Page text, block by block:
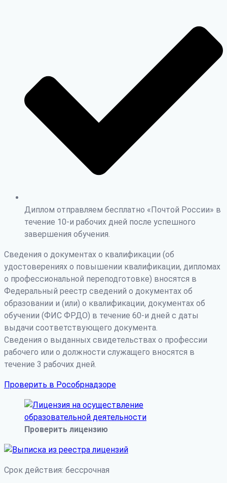
Диплом отправляем бесплатно «Почтой России» в
течение 10-и рабочих дней после успешного
завершения обучения.
Сведения о документах о квалификации (об
удостоверениях о повышении квалификации, дипломах
о профессиональной переподготовке) вносятся в
Федеральный реестр сведений о документах об
образовании и (или) о квалификации, документах об
обучении (ФИС ФРДО) в течение 60-и дней с даты
выдачи соответствующего документа.
Сведения о выданных свидетельствах о профессии
рабочего или о должности служащего вносятся в
течение 3 рабочих дней.
Проверить в Рособрнадзоре
Проверить лицензию
Срок действия: бессрочная